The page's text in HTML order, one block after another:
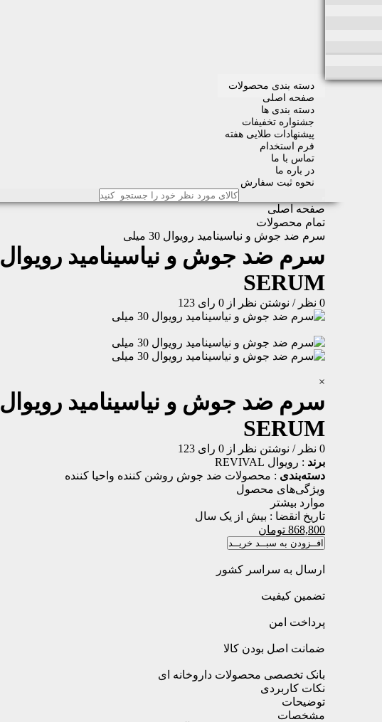
دسته بندی محصولات
صفحه اصلی
دسته بندی ها
جشنواره تخفیفات
پیشنهادات طلایی هفته
فرم استخدام
تماس با ما
در باره ما
نحوه ثبت سفارش
صفحه اصلی
تمام محصولات
سرم ضد جوش و نیاسینامید رویوال 30 میلی
سرم ضد جوش و نیاسینامید رویوال 30 میلی
SERUM
0 نظر / نوشتن نظر از 0 رای 123
×
سرم ضد جوش و نیاسینامید رویوال 30 میلی
SERUM
0 نظر / نوشتن نظر از 0 رای
123
برند : رویوال REVIVAL
دسته‌بندی : محصولات ضد جوش روشن کننده واحیا کننده
ویژگی‌های محصول
موارد بیشتر
تاریخ انقضا : بیش از یک سال
868,800 تومان
افــزودن به سبــد خریــد
ارسال به سراسر کشور
تضمین کیفیت
پرداخت امن
ضمانت اصل بودن کالا
بانک تخصصی محصولات داروخانه ای
نکات کاربردی
توضیحات
مشخصات